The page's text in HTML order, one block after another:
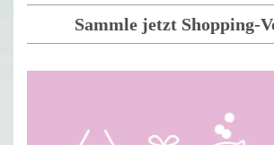
Sammle jetzt Shopping-